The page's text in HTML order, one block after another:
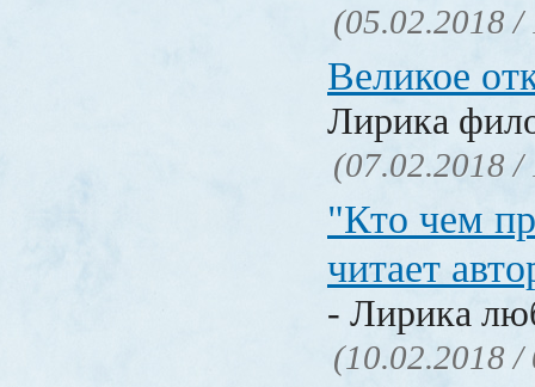
(05.02.2018 /
Великое
Лирика
(07.02.2018 /
"Кто чем
читает
- Лирика
(10.02.2018 /